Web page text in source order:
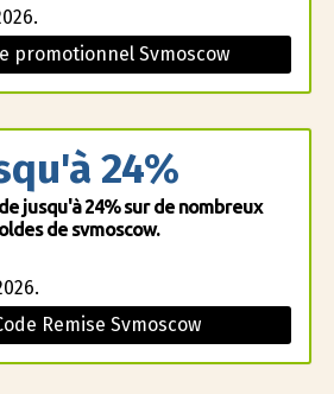
promotionnel Svmoscow
24%
jusqu'à 24% sur de nombreux
de svmoscow.
Remise Svmoscow